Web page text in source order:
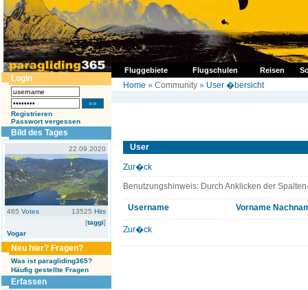
Fluggebiete Flugschulen Reisen
Login
Registrieren
Passwort vergessen
Bild des Tages
22.09.2020
465 Votes 13525 Hits
[taggi]
Vogar
Neu hier? Fragen?
Was ist paragliding365?
Häufig gestellte Fragen
Erfassen
Home » Community » User �bersicht
User
Zur�ck
Benutzungshinweis: Durch Anklicken der
Username Vorname
Zur�ck